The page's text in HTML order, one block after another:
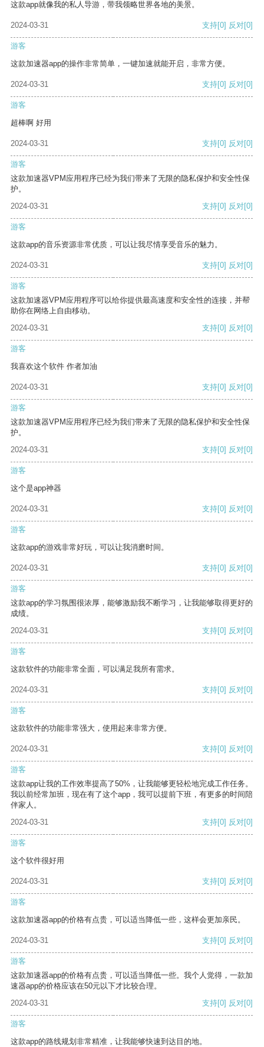
这款app就像我的私人导游，带我领略世界各地的美景。
2024-03-31 支持[0] 反对[0]
游客
这款加速器app的操作非常简单，一键加速就能开启，非常方便。
2024-03-31 支持[0] 反对[0]
游客
超棒啊 好用
2024-03-31 支持[0] 反对[0]
游客
这款加速器VPM应用程序已经为我们带来了无限的隐私保护和安全性保
护。
2024-03-31
支持[0] 反对[0]
游客
这款app的音乐资源非常优质，可以让我尽情享受音乐的魅力。
2024-03-31 支持[0] 反对[0]
游客
这款加速器VPM应用程序可以给你提供最高速度和安全性的连接，并帮
助你在网络上自由移动。
2024-03-31
支持[0] 反对[0]
游客
我喜欢这个软件 作者加油
2024-03-31 支持[0] 反对[0]
游客
这款加速器VPM应用程序已经为我们带来了无限的隐私保护和安全性保
护。
2024-03-31
支持[0] 反对[0]
游客
这个是app神器
2024-03-31 支持[0] 反对[0]
游客
这款app的游戏非常好玩，可以让我消磨时间。
2024-03-31 支持[0] 反对[0]
游客
这款app的学习氛围很浓厚，能够激励我不断学习，让我能够取得更好的
成绩。
2024-03-31
支持[0] 反对[0]
游客
这款软件的功能非常全面，可以满足我所有需求。
2024-03-31 支持[0] 反对[0]
游客
这款软件的功能非常强大，使用起来非常方便。
2024-03-31 支持[0] 反对[0]
游客
这款app让我的工作效率提高了50%，让我能够更轻松地完成工作任务。
我以前经常加班，现在有了这个app，我可以提前下班，有更多的时间陪
伴家人。
2024-03-31
支持[0] 反对[0]
游客
这个软件很好用
2024-03-31 支持[0] 反对[0]
游客
这款加速器app的价格有点贵，可以适当降低一些，这样会更加亲民。
2024-03-31 支持[0] 反对[0]
游客
这款加速器app的价格有点贵，可以适当降低一些。我个人觉得，一款加
速器app的价格应该在50元以下才比较合理。
2024-03-31
支持[0] 反对[0]
游客
这款app的路线规划非常精准，让我能够快速到达目的地。